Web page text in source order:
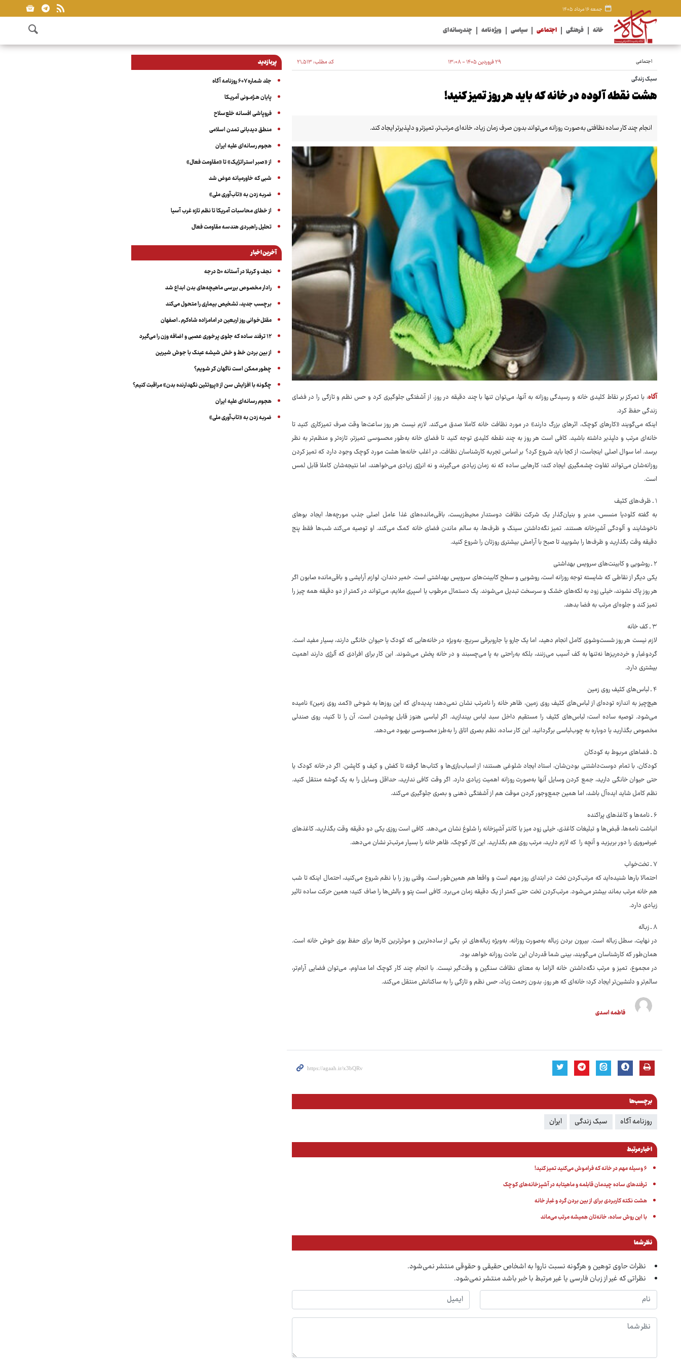
جمعه ۱۶ مرداد ۱۴۰۵
خانه فرهنگی اجتماعی سیاسی ویژه نامه چندرسانه ای
اجتماعی ۲۹ فروردین ۱۴۰۵ - ۱۳:۰۸ کد مطلب:۲۱٬۵۱۳
سبک زندگی
هشت نقطه آلوده در خانه که باید هر روز تمیز کنید!
انجام چند کار ساده نظافتی به‌صورت روزانه می‌تواند بدون صرف زمان زیاد، خانه‌ای مرتب‌تر، تمیزتر و دلپذیرتر ایجاد کند.
آگاه: با تمرکز بر نقاط کلیدی خانه و رسیدگی روزانه به آنها، می‌توان تنها با چند دقیقه در روز، از آشفتگی جلوگیری کرد و حس نظم و تازگی را در فضای
زندگی حفظ کرد.
اینکه می‌گویند «کارهای کوچک، اثرهای بزرگ دارند» در مورد نظافت خانه کاملا صدق می‌کند. لازم نیست هر روز ساعت‌ها وقت صرف تمیزکاری کنید تا
خانه‌ای مرتب و دلپذیر داشته باشید. کافی است هر روز به چند نقطه کلیدی توجه کنید تا فضای خانه به‌طور محسوسی تمیزتر، تازه‌تر و منظم‌تر به نظر
برسد. اما سوال اصلی اینجاست: از کجا باید شروع کرد؟ بر اساس تجربه کارشناسان نظافت، در اغلب خانه‌ها هشت مورد کوچک وجود دارد که تمیز کردن
روزانه‌شان می‌تواند تفاوت چشمگیری ایجاد کند؛ کارهایی ساده که نه زمان زیادی می‌گیرند و نه انرژی زیادی می‌خواهند، اما نتیجه‌شان کاملا قابل لمس
است.
۱ ـ ظرف‌های کثیف
به گفته کلودیا منسس، مدیر و بنیان‌گذار یک شرکت نظافت دوستدار محیط‌زیست، باقی‌مانده‌های غذا عامل اصلی جذب مورچه‌ها، ایجاد بوهای
ناخوشایند و آلودگی آشپزخانه هستند. تمیز نگه‌داشتن سینک و ظرف‌ها، به سالم ماندن فضای خانه کمک می‌کند. او توصیه می‌کند شب‌ها فقط پنج
دقیقه وقت بگذارید و ظرف‌ها را بشویید تا صبح با آرامش بیشتری روزتان را شروع کنید.
۲ ـ روشویی و کابینت‌های سرویس بهداشتی
یکی دیگر از نقاطی که شایسته توجه روزانه است، روشویی و سطح کابینت‌های سرویس بهداشتی است. خمیر دندان، لوازم آرایشی و باقی‌مانده صابون اگر
هر روز پاک نشوند، خیلی زود به لکه‌های خشک و سرسخت تبدیل می‌شوند. یک دستمال مرطوب یا اسپری ملایم، می‌تواند در کمتر از دو دقیقه همه چیز را
تمیز کند و جلوه‌ای مرتب به فضا بدهد.
۳ ـ کف خانه
لازم نیست هر روز شست‌وشوی کامل انجام دهید، اما یک جارو یا جاروبرقی سریع، به‌ویژه در خانه‌هایی که کودک یا حیوان خانگی دارند، بسیار مفید است.
گردوغبار و خرده‌ریزها نه‌تنها به کف آسیب می‌زنند، بلکه به‌راحتی به پا می‌چسبند و در خانه پخش می‌شوند. این کار برای افرادی که آلرژی دارند اهمیت
بیشتری دارد.
۴ ـ لباس‌های کثیف روی زمین
هیچ‌چیز به اندازه توده‌ای از لباس‌های کثیف روی زمین، ظاهر خانه را نامرتب نشان نمی‌دهد؛ پدیده‌ای که این روزها به شوخی «کمد روی زمین» نامیده
می‌شود. توصیه ساده است: لباس‌های کثیف را مستقیم داخل سبد لباس بیندازید. اگر لباسی هنوز قابل پوشیدن است، آن را تا کنید، روی صندلی
مخصوص بگذارید یا دوباره به چوب‌لباسی برگردانید. این کار ساده، نظم بصری اتاق را به‌طرز محسوسی بهبود می‌دهد.
۵ ـ فضاهای مربوط به کودکان
کودکان، با تمام دوست‌داشتنی ‌بودن‌شان، استاد ایجاد شلوغی هستند؛ از اسباب‌بازی‌ها و کتاب‌ها گرفته تا کفش و کیف و کاپشن. اگر در خانه کودک یا
حتی حیوان خانگی دارید، جمع ‌کردن وسایل آنها به‌صورت روزانه اهمیت زیادی دارد. اگر وقت کافی ندارید، حداقل وسایل را به یک گوشه منتقل کنید.
نظم کامل شاید ایده‌آل باشد، اما همین جمع‌وجور کردن موقت هم از آشفتگی ذهنی و بصری جلوگیری می‌کند.
۶ ـ نامه‌ها و کاغذهای پراکنده
انباشت نامه‌ها، قبض‌ها و تبلیغات کاغذی، خیلی زود میز یا کانتر آشپزخانه را شلوغ نشان می‌دهد. کافی است روزی یکی دو دقیقه وقت بگذارید، کاغذهای
غیرضروری را دور بریزید و آنچه را که لازم دارید، مرتب روی هم بگذارید. این کار کوچک، ظاهر خانه را بسیار مرتب‌تر نشان می‌دهد.
۷ ـ تخت‌خواب
احتمالا بارها شنیده‌اید که مرتب‌کردن تخت در ابتدای روز مهم است و واقعا هم همین‌طور است. وقتی روز را با نظم شروع می‌کنید، احتمال اینکه تا شب
هم خانه مرتب بماند بیشتر می‌شود. مرتب‌کردن تخت حتی کمتر از یک دقیقه زمان می‌برد. کافی است پتو و بالش‌ها را صاف کنید؛ همین حرکت ساده تاثیر
زیادی دارد.
۸ ـ زباله
در نهایت، سطل زباله است. بیرون بردن زباله به‌صورت روزانه، به‌ویژه زباله‌های تر، یکی از ساده‌ترین و موثرترین کارها برای حفظ بوی خوش خانه است.
همان‌طور که کارشناسان می‌گویند، بینی شما قدردان این عادت روزانه خواهد بود.
در مجموع، تمیز و مرتب نگه‌داشتن خانه الزاما به معنای نظافت سنگین و وقت‌گیر نیست. با انجام چند کار کوچک اما مداوم، می‌توان فضایی آرام‌تر،
سالم‌تر و دلنشین‌تر ایجاد کرد؛ خانه‌ای که هر روز، بدون زحمت زیاد، حس نظم و تازگی را به ساکنانش منتقل می‌کند.
فاطمه اسدی
برچسب‌ها
روزنامه آگاه سبک زندگی ایران
اخبار مرتبط
۶ وسیله مهم در خانه که فراموش می‌کنید تمیز کنید!
ترفندهای ساده چیدمان قابلمه و ماهیتابه در آشپزخانه‌های کوچک
هشت نکته کاربردی برای از بین بردن گرد و غبار خانه
با این روش ساده، خانه‌تان همیشه مرتب می‌ماند
نظر شما
نظرات حاوی توهین و هرگونه نسبت ناروا به اشخاص حقیقی و حقوقی منتشر نمی‌شود.
نظراتی که غیر از زبان فارسی یا غیر مرتبط با خبر باشد منتشر نمی‌شود.
پربازدید
جلد شماره ۶۰۷ روزنامه آگاه
پایان هـژمـونی آمریـکا
فروپاشی افسانه خلع‌سلاح
منطق دیدبانی تمدن اسلامی
هجوم رسانه‌ای علیه ایران
از «صبر استراتژیک» تا «مقاومت فعال»
شبی که خاورمیانه عوض شد
ضربه زدن به «تاب‌آوری ملی»
از خطای محاسبات آمریکا تا نظم تازه غرب آسیا
تحلیل راهبردی هندسه مقاومت فعال
آخرین اخبار
نجف و کربلا در آستانه ۵۰ درجه
رادار مخصوص بررسی ماهیچه‌های بدن ابداع شد
برچسب جدید، تشخیص بیماری را متحول می‌کند
مقتل‌خوانی روز اربعین در امامزاده شاه‌کرم ـ اصفهان
۱۲ ترفند ساده که جلوی پرخوری عصبی و اضافه ‌وزن را می‌گیرد
از بین بردن خط و خش شیشه عینک با جوش شیرین
چطور ممکن است ناگهان کر شویم؟
چگونه با افزایش سن از «پروتئین نگهدارنده بدن» مراقبت کنیم؟
هجوم رسانه‌ای علیه ایران
ضربه زدن به «تاب‌آوری ملی»